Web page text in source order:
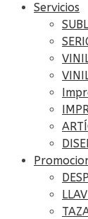
Servicios